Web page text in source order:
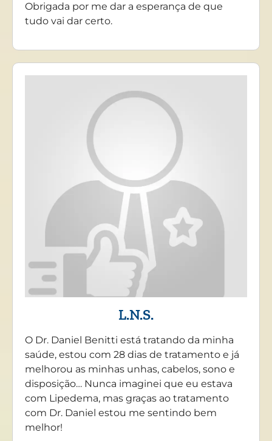
Obrigada por me dar a esperança de que
tudo vai dar certo.
L.N.S.
O Dr. Daniel Benitti está tratando da minha
saúde, estou com 28 dias de tratamento e já
melhorou as minhas unhas, cabelos, sono e
disposição… Nunca imaginei que eu estava
com Lipedema, mas graças ao tratamento
com Dr. Daniel estou me sentindo bem
melhor!